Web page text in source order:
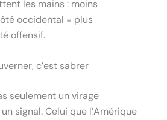
les mains : moins
occidental = plus
offensif.
c’est sabrer
seulement un virage
signal. Celui que l’Amérique